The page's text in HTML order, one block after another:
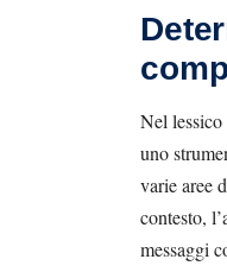
Nel
uno
varie aree
contesto,
messaggi